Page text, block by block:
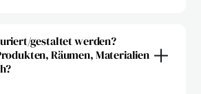
gestaltet werden?
Räumen, Materialien